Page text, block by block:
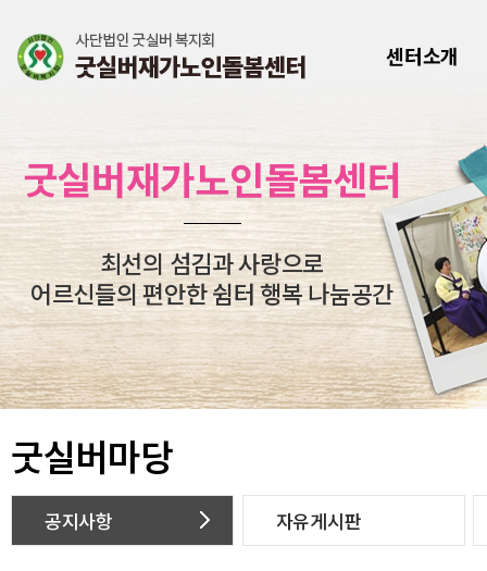
센터소개
굿실버재가노인돌봄센터
최선의 섬김과 사랑으로
어르신들의 편안한 쉼터 행복 나눔공간
굿실버마당
공지사항 자유게시판